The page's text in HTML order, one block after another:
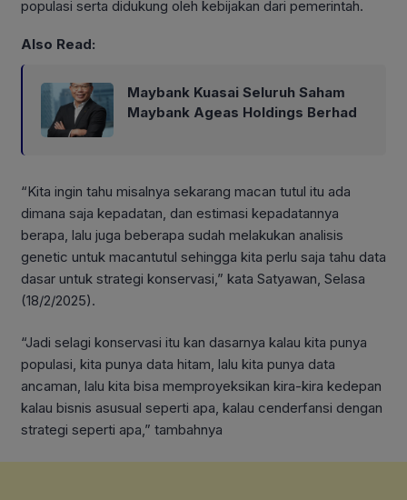
populasi serta didukung oleh kebijakan dari pemerintah.
Also Read:
Maybank Kuasai Seluruh Saham
Maybank Ageas Holdings Berhad
“Kita ingin tahu misalnya sekarang macan tutul itu ada
dimana saja kepadatan, dan estimasi kepadatannya
berapa, lalu juga beberapa sudah melakukan analisis
genetic untuk macantutul sehingga kita perlu saja tahu data
dasar untuk strategi konservasi,” kata Satyawan, Selasa
(18/2/2025).
“Jadi selagi konservasi itu kan dasarnya kalau kita punya
populasi, kita punya data hitam, lalu kita punya data
ancaman, lalu kita bisa memproyeksikan kira-kira kedepan
kalau bisnis asusual seperti apa, kalau cenderfansi dengan
strategi seperti apa,” tambahnya